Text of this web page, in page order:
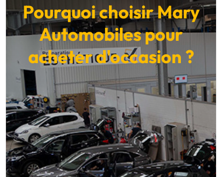
Pourquoi choisir Mary
Automobiles pour
acheter d'occasion ?